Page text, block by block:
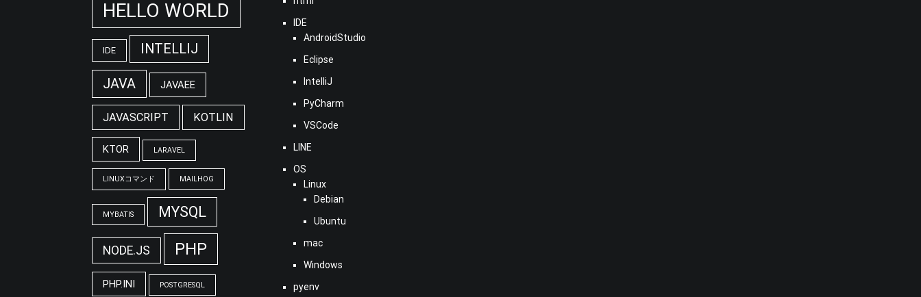
HELLO WORLD
IDE INTELLIJ
JAVA JAVAEE
JAVASCRIPT KOTLIN
KTOR LARAVEL
LINUXコマンド MAILHOG
MYBATIS MYSQL
NODE.JS PHP
PHP.INI POSTGRESQL
IDE
AndroidStudio
Eclipse
IntelliJ
PyCharm
VSCode
LINE
OS
Linux
Debian
Ubuntu
mac
Windows
pyenv